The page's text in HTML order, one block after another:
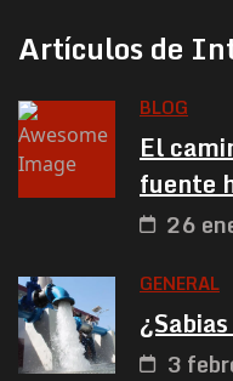
Artículos de
BLOG
El
fuente
26
GENERAL
3